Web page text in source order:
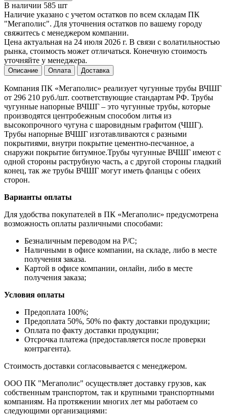
В наличии 585 шт
Наличие указано с учетом остатков по всем складам ПК
"Мегаполис". Для уточнения остатков по вашему городу
свяжитесь с менеджером компании.
Цена актуальная на 24 июля 2026 г. В связи с волатильностью
рынка, стоимость может отличаться. Конечную стоимость
уточняйте у менеджера.
Описание Оплата Доставка
Компания ПК «Мегаполис» реализует чугунные трубы ВЧШГ
от 296 210 руб./шт. соответствующие стандартам РФ. Трубы
чугунные напорные ВЧШГ – это чугунные трубы, которые
производятся центробежным способом литья из
высокопрочного чугуна с шаровидным графитом (ЧШГ).
Трубы напорные ВЧШГ изготавливаются с разными
покрытиями, внутри покрытие цементно-песчанное, а
снаружи покрытие битумное.Трубы чугунные ВЧШГ имеют с
одной стороны раструбную часть, а с другой стороны гладкий
конец, так же трубы ВЧШГ могут иметь фланцы с обеих
сторон.
Варианты оплаты
Для удобства покупателей в ПК «Мегаполис» предусмотрена
возможность оплаты различными способами:
Безналичным переводом на Р/С;
Наличными в офисе компании, на складе, либо в месте
получения заказа.
Картой в офисе компании, онлайн, либо в месте
получения заказа;
Условия оплаты
Предоплата 100%;
Предоплата 50%, 50% по факту доставки продукции;
Оплата по факту доставки продукции;
Отсрочка платежа (предоставляется после проверки
контрагента).
Стоимость доставки согласовывается с менеджером.
ООО ПК "Мегаполис" осуществляет доставку грузов, как
собственным транспортом, так и крупными транспортными
компаниям. На протяжении многих лет мы работаем со
следующими организациями: